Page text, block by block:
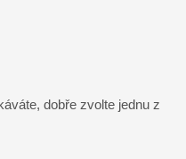
dobře zvolte jednu z